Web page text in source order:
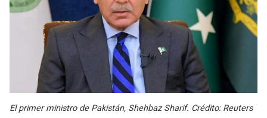
El primer ministro de Pakistán, Shehbaz Sharif. Crédito: Reuters